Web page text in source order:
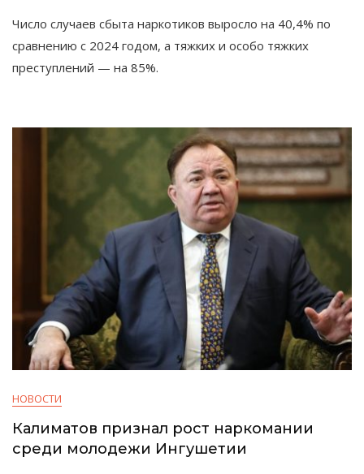
Число случаев сбыта наркотиков выросло на 40,4% по
сравнению с 2024 годом, а тяжких и особо тяжких
преступлений — на 85%.
НОВОСТИ
Калиматов признал рост наркомании
среди молодежи Ингушетии